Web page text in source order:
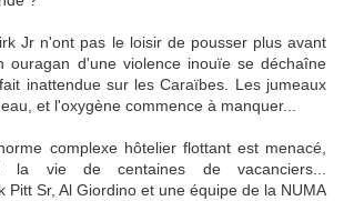
Jr n'ont pas le loisir de pousser plus avant
ouragan d'une violence inouïe se déchaîne
inattendue sur les Caraïbes. Les jumeaux
et l'oxygène commence à manquer...
complexe hôtelier flottant est menacé,
la vie de centaines de vacanciers...
Pitt Sr, Al Giordino et une équipe de la NUMA